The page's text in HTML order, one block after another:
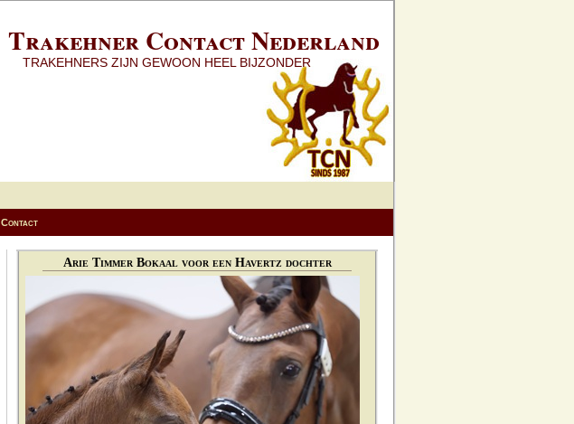
Trakehner Contact Nederland
TRAKEHNERS ZIJN GEWOON HEEL BIJZONDER
Contact
Arie Timmer Bokaal voor een Havertz dochter